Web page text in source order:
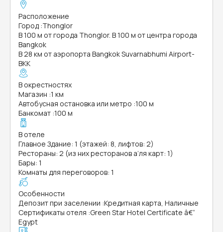
Расположение
Город :Thonglor
В 100 м от города Thonglor. В 100 м от центра города
Bangkok
В 28 км от аэропорта Bangkok Suvarnabhumi Airport-
BKK
В окрестностях
Магазин :1 км
Автобусная остановка или метро :100 м
Банкомат :100 м
В отеле
Главное Здание: 1 (этажей: 8, лифтов: 2)
Рестораны: 2 (из них ресторанов а’ля карт: 1)
Бары: 1
Комнаты для переговоров: 1
Особенности
Депозит при заселении :Кредитная карта, Наличные
Сертификаты отеля :Green Star Hotel Certificate â€“
Egypt